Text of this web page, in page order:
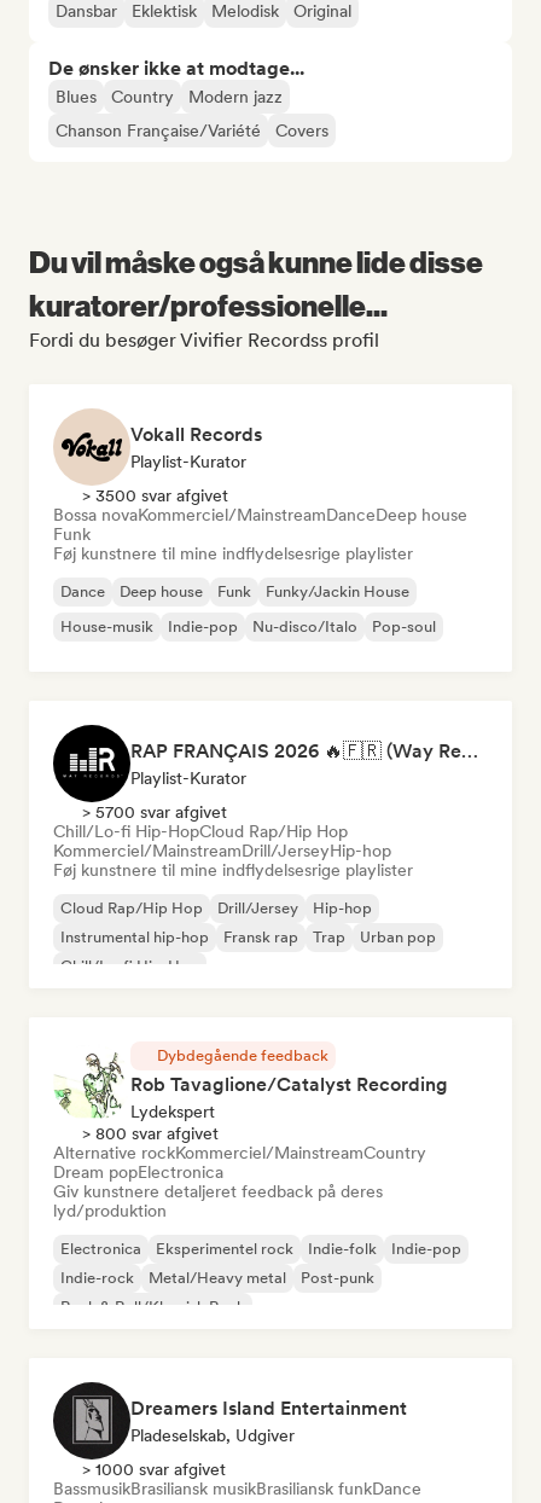
Dansbar Eklektisk Melodisk Original
De ønsker ikke at modtage...
Blues Country
Modern jazz
Chanson Française/Variété
Covers
Du vil måske også kunne lide disse
kuratorer/professionelle...
Fordi du besøger Vivifier Recordss profil
Vokall Records
Playlist-Kurator
> 3500 svar afgivet
Bossa novaKommerciel/MainstreamDanceDeep house
Funk
Føj kunstnere til mine indflydelsesrige playlister
Dance Deep house Funk
Funky/Jackin House
House-musik
Indie-pop Nu-disco/Italo Pop-soul
RAP FRANÇAIS 2026 🔥🇫🇷 (Way Records)
Playlist-Kurator
> 5700 svar afgivet
Chill/Lo-fi Hip-HopCloud Rap/Hip Hop
Kommerciel/MainstreamDrill/JerseyHip-hop
Føj kunstnere til mine indflydelsesrige playlister
Cloud Rap/Hip Hop Drill/Jersey
Hip-hop
Instrumental hip-hop
Fransk rap Trap
Urban pop
Chill/Lo-fi Hip-Hop
Dybdegående feedback
Rob Tavaglione/Catalyst Recording
Lydekspert
> 800 svar afgivet
Alternative rockKommerciel/MainstreamCountry
Dream popElectronica
Giv kunstnere detaljeret feedback på deres
lyd/produktion
Electronica Eksperimentel rock Indie-folk
Indie-pop
Indie-rock
Metal/Heavy metal
Post-punk
Rock & Roll/Klassisk Rock
Dreamers Island Entertainment
Pladeselskab, Udgiver
> 1000 svar afgivet
BassmusikBrasiliansk musikBrasiliansk funkDance